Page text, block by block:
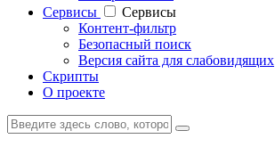
Cервисы
Cервисы
Контент-фильтр
Безопасный поиск
Версия сайта для слабовидящих
Скрипты
О проекте